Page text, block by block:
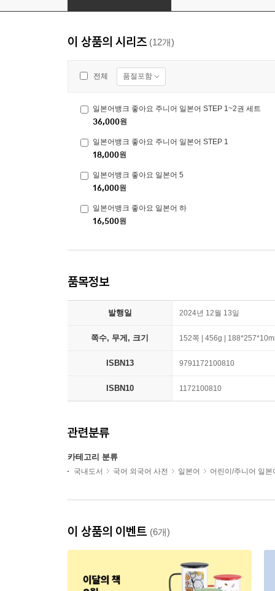
이 상품의 시리즈 (12개)
전체 품절포함
일본어뱅크 좋아요 주니어 일본어 STEP 1~2권 세트
36,000원
일본어뱅크 좋아요 주니어 일본어 STEP 1
18,000원
일본어뱅크 좋아요 일본어 5
16,000원
일본어뱅크 좋아요 일본어 하
16,500원
품목정보
발행일 2024년 12월 13일
쪽수, 무게, 크기 152쪽 | 456g |
ISBN13 9791172100810
ISBN10 1172100810
관련분류
카테고리 분류
국내도서 국어 외국어 사전 일본어 어린이/주니어 일본
이 상품의 이벤트 (6개)